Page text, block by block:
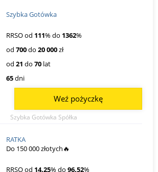
Szybka Gotówka
RRSO od 111% do 1362%
od 700do 20 000zł
od 21 do 70 lat
65dni
Szybka Gotówka Spółka
Weź pożyczkę
RATKA
Do 150 000 złotych🔥
RRSO od 14.25% do 96.52%